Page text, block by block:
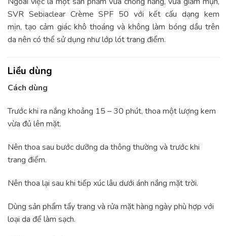
SVR Sebiaclear Crème SPF 50 với kết cấu dạng kem
mịn, tạo cảm giác khô thoáng và không làm bóng dầu trên
da nên có thể sử dụng như lớp lót trang điểm.
Liều dùng
Cách dùng
Trước khi ra nắng khoảng 15 – 30 phút, thoa một lượng kem
vừa đủ lên mặt.
Nên thoa sau bước dưỡng da thông thường và trước khi
trang điểm.
Nên thoa lại sau khi tiếp xúc lâu dưới ánh nắng mặt trời.
Dùng sản phẩm tẩy trang và rửa mặt hàng ngày phù hợp với
loại da để làm sạch.